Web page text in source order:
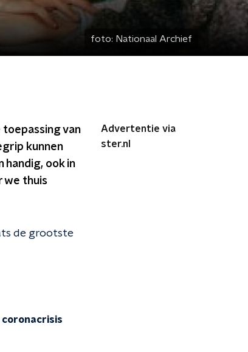
foto: Nationaal Archief
toepassing van
kunnen
handig, ook in
we thuis
de grootste
coronacrisis
Advertentie via
ster.nl